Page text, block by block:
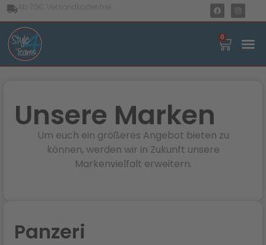
Ab 75€ Versandkostenfrei
0
Unsere Marken
Um euch ein größeres Angebot bieten zu
können, werden wir in Zukunft unsere
Markenvielfalt erweitern.
Panzeri